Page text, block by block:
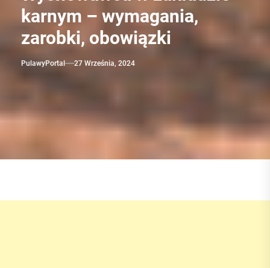
karnym – wymagania,
zarobki, obowiązki
PulawyPortal 27 Września, 2024